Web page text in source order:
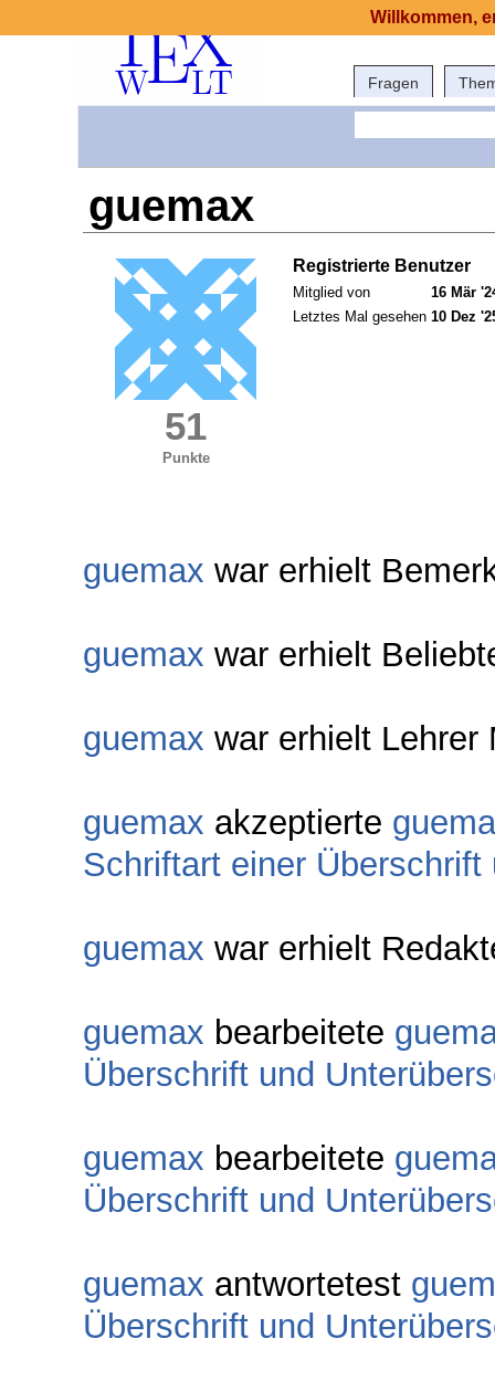
Fragen
guemax
51
Punkte
Registrierte Benutzer
Mitglied von
16 Mär
Letztes Mal gesehen 10 Dez
guemax war erhielt
guemax war erhielt
guemax war erhielt Lehrer
guemax akzeptierte
Schriftart einer
guemax war erhielt
guemax bearbeitete
Überschrift und
guemax bearbeitete
Überschrift und
guemax antwortetest
Überschrift und
Willkommen,